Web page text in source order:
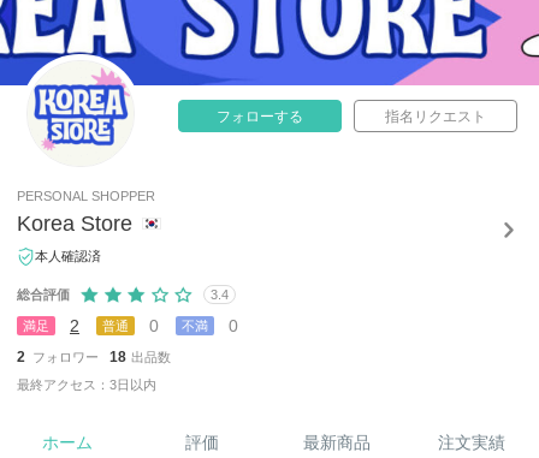
フォローする 指名リクエスト
PERSONAL SHOPPER
Korea Store
本人確認済
総合評価 3.4
満足 2 普通 0 不満 0
2 フォロワー 18 出品数
最終アクセス：3日以内
ホーム 評価 最新商品 注文実績